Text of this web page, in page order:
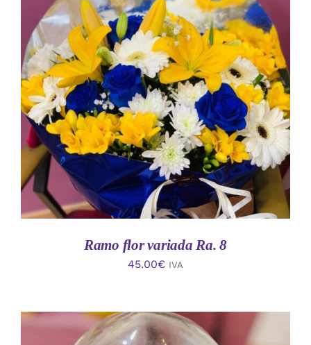
AÑADIR AL CARRITO
/
DETALLES
Ramo flor variada Ra. 8
45.00€ IVA